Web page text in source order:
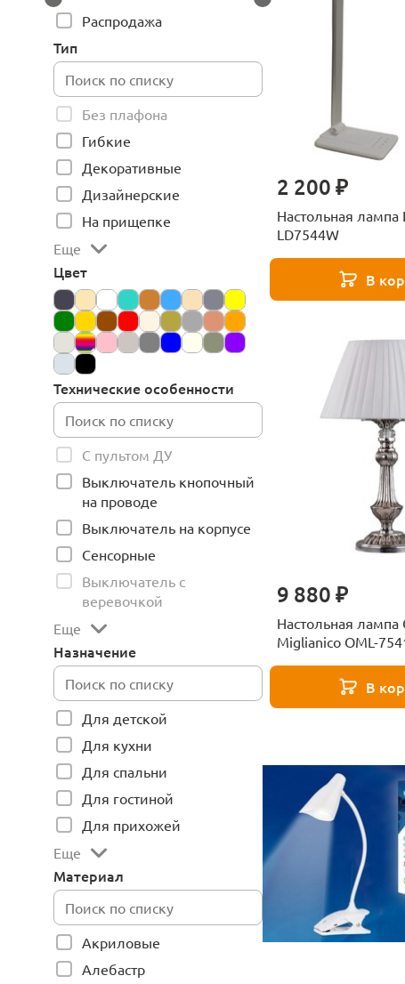
Распродажа
Тип
Без плафона
Гибкие
Декоративные
Дизайнерские
На прищепке
Еще
Цвет
Технические особенности
С пультом ДУ
Выключатель кнопочный
на проводе
Выключатель на корпусе
Сенсорные
Выключатель с
веревочкой
Еще
Назначение
Для детской
Для кухни
Для спальни
Для гостиной
Для прихожей
Еще
Материал
Акриловые
Алебастр
2 200 ₽
Настольная лампа
LD7544W
В
9 880 ₽
Настольная лампа
Miglianico OML-
В